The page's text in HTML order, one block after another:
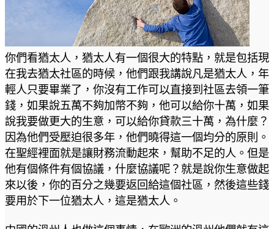
你們看猶太人，猶太人有一個很大的特點，就是包括現
在我去猶太社區的時候，他們跟我講說凡是猶太人，年
輕人只要畢業了，你沒有工作可以直接到社區去領一筆
錢，如果說五萬不夠加幣不夠，他可以給你十萬，如果
說我要做更大的生意，可以給你貸款三十萬，為什麼？
因為他們受壓迫很多年，他們曉得這一個均分的原則。
在聖經裡面就是讓財務流動起來，幫助不足的人。但是
他有個條件有個協議，什麼協議呢？就是說你生意做起
來以後，你的百分之幾要返回給這個社區，然後這些錢
要用於下一位猶太人，這是猶太人。